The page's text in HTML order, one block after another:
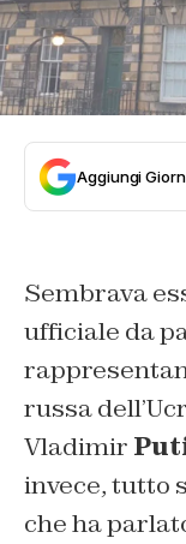
Aggiungi
Sembrava
ufficiale da
russa
Vladimir
invece, tutto
che ha